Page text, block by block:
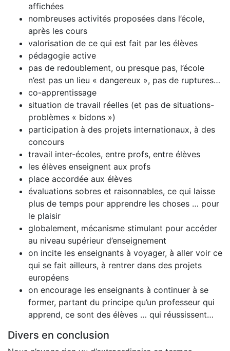
affichées
nombreuses activités proposées dans l’école,
après les cours
valorisation de ce qui est fait par les élèves
pédagogie active
pas de redoublement, ou presque pas, l’école
n’est pas un lieu « dangereux », pas de ruptures…
co-apprentissage
situation de travail réelles (et pas de situations-
problèmes « bidons »)
participation à des projets internationaux, à des
concours
travail inter-écoles, entre profs, entre élèves
les élèves enseignent aux profs
place accordée aux élèves
évaluations sobres et raisonnables, ce qui laisse
plus de temps pour apprendre les choses … pour
le plaisir
globalement, mécanisme stimulant pour accéder
au niveau supérieur d’enseignement
on incite les enseignants à voyager, à aller voir ce
qui se fait ailleurs, à rentrer dans des projets
européens
on encourage les enseignants à continuer à se
former, partant du principe qu’un professeur qui
apprend, ce sont des élèves … qui réussissent…
Divers en conclusion